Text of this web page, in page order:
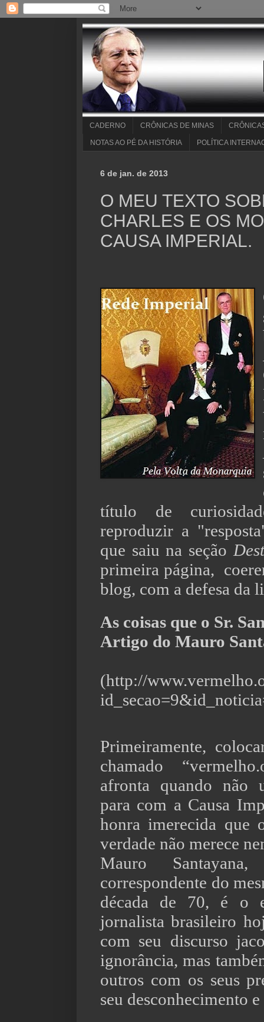
CADERNO CRÔNICAS DE MINAS
NOTAS AO PÉ DA HISTÓRIA POLÍTICA
6 de jan. de 2013
O MEU TEXTO
CHARLES E OS
CAUSA IMPERIAL.
título de
reproduzir a
que saiu na seção
primeira página,
blog, com a defesa da
As coisas que o Sr.
Artigo do Mauro
(http://
Primeiramente,
chamado
afronta quando não
para com a Causa
honra imerecida que
verdade não merece
Mauro
correspondente do
década de 70, é o
jornalista brasileiro
com seu discurso
ignorância, mas
outros com os seus
seu desconhecimento